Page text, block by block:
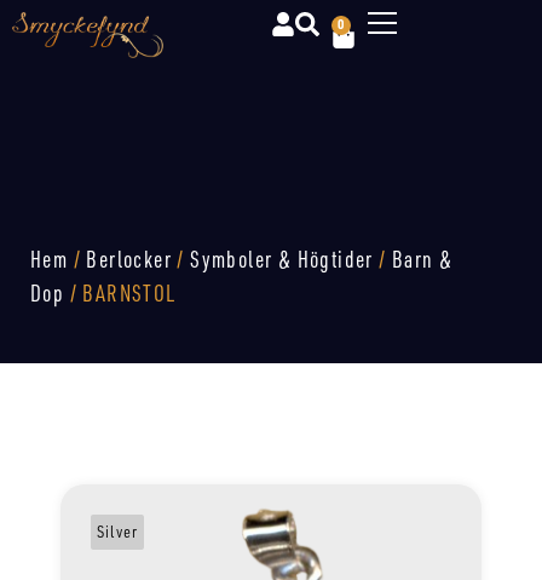
0
Hem / Berlocker /Symboler & Högtider / Barn &
Dop / BARNSTOL
Silver